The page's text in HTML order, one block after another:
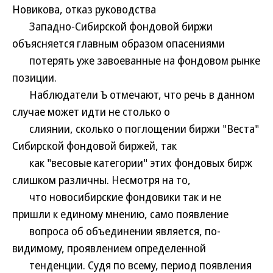
Новикова, отказ руководства
Западно-Сибирской фондовой биржи
объясняется главным образом опасениями
потерять уже завоеванные на фондовом рынке
позиции.
Наблюдатели Ъ отмечают, что речь в данном
случае может идти не столько о
слиянии, сколько о поглощении биржи "Веста"
Сибирской фондовой биржей, так
как "весовые категории" этих фондовых бирж
слишком различны. Несмотря на то,
что новосибирские фондовики так и не
пришли к единому мнению, само появление
вопроса об объединении является, по-
видимому, проявлением определенной
тенденции. Судя по всему, период появления